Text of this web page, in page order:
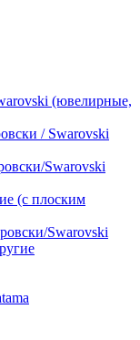
(ювелирные,
/ Swarovski
Swarovski
(с плоским
Swarovski